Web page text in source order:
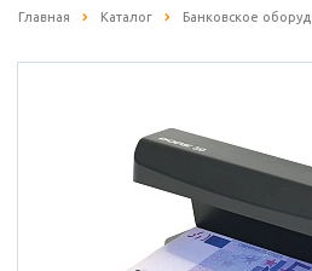
Главная Каталог Банковское